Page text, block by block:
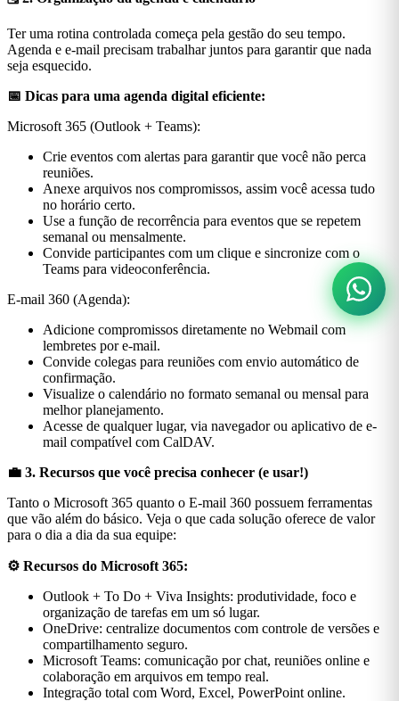
Ter uma rotina controlada começa pela gestão do seu tempo.
Agenda e e-mail precisam trabalhar juntos para garantir que nada
seja esquecido.
📅 Dicas para uma agenda digital eficiente:
Microsoft 365 (Outlook + Teams):
Crie eventos com alertas para garantir que você não perca
reuniões.
Anexe arquivos nos compromissos, assim você acessa tudo
no horário certo.
Use a função de recorrência para eventos que se repetem
semanal ou mensalmente.
Convide participantes com um clique e sincronize com o
Teams para videoconferência.
E-mail 360 (Agenda):
Adicione compromissos diretamente no Webmail com
lembretes por e-mail.
Convide colegas para reuniões com envio automático de
confirmação.
Visualize o calendário no formato semanal ou mensal para
melhor planejamento.
Acesse de qualquer lugar, via navegador ou aplicativo de e-
mail compatível com CalDAV.
💼 3. Recursos que você precisa conhecer (e usar!)
Tanto o Microsoft 365 quanto o E-mail 360 possuem ferramentas
que vão além do básico. Veja o que cada solução oferece de valor
para o dia a dia da sua equipe:
⚙️ Recursos do Microsoft 365:
Outlook + To Do + Viva Insights: produtividade, foco e
organização de tarefas em um só lugar.
OneDrive: centralize documentos com controle de versões e
compartilhamento seguro.
Microsoft Teams: comunicação por chat, reuniões online e
colaboração em arquivos em tempo real.
Integração total com Word, Excel, PowerPoint online.